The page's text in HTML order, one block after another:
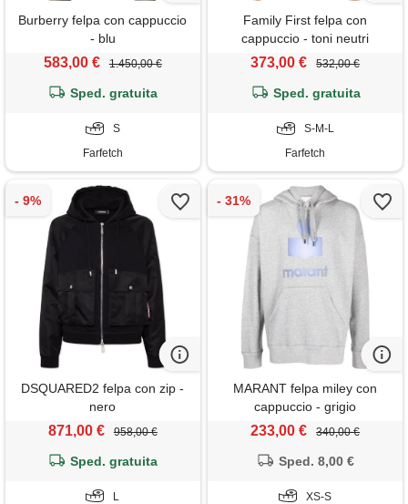
Burberry felpa con cappuccio
- blu
583,00 € 1.450,00 €
Sped. gratuita
S
Farfetch
Family First felpa con
cappuccio - toni neutri
373,00 € 532,00 €
Sped. gratuita
S-M-L
Farfetch
DSQUARED2 felpa con zip -
nero
871,00 € 958,00 €
Sped. gratuita
L
MARANT felpa miley con
cappuccio - grigio
233,00 € 340,00 €
Sped. 8,00 €
XS-S